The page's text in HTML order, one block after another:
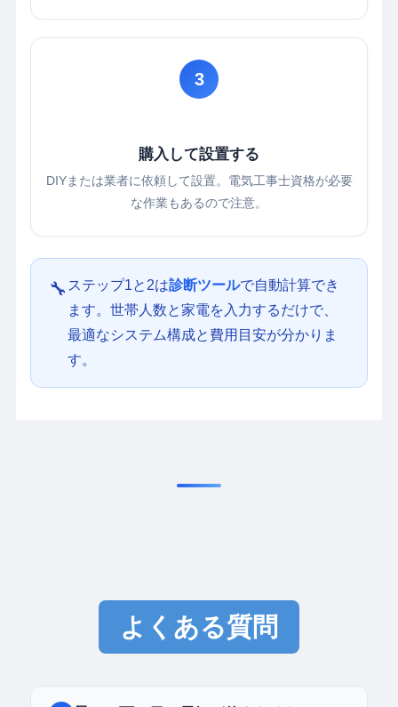
3
購入して設置する
DIYまたは業者に依頼して設置。電気工事士資格が必要
な作業もあるので注意。
🔧 ステップ1と2は診断ツールで自動計算でき
ます。世帯人数と家電を入力するだけで、
最適なシステム構成と費用目安が分かりま
す。
よくある質問